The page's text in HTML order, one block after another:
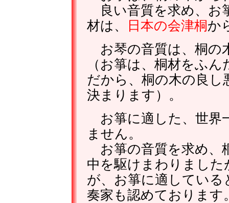
良い音質を求め、お
材は、
日本の会津桐か
お琴の音質は、桐の
（お箏は、桐材をふ
だから、桐の木の良
決まります）。
お箏に適した、世界
ません。
お箏の音質を求め、
中を駆けまわりまし
が、お箏に適してい
奏家も認めております